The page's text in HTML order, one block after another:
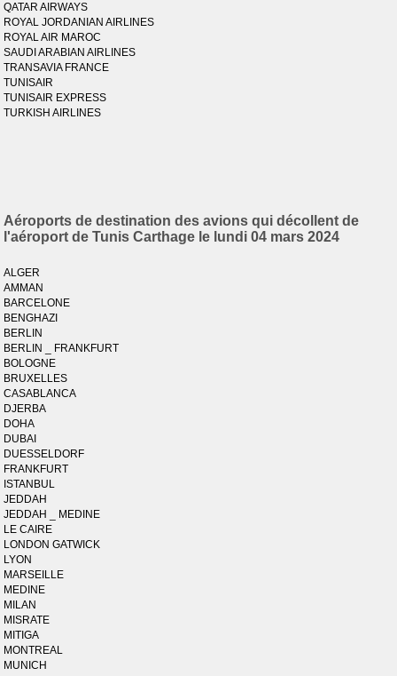
QATAR AIRWAYS
ROYAL JORDANIAN AIRLINES
ROYAL AIR MAROC
SAUDI ARABIAN AIRLINES
TRANSAVIA FRANCE
TUNISAIR
TUNISAIR EXPRESS
TURKISH AIRLINES
Aéroports de destination des avions qui décollent de
l'aéroport de Tunis Carthage le lundi 04 mars 2024
ALGER
AMMAN
BARCELONE
BENGHAZI
BERLIN
BERLIN _ FRANKFURT
BOLOGNE
BRUXELLES
CASABLANCA
DJERBA
DOHA
DUBAI
DUESSELDORF
FRANKFURT
ISTANBUL
JEDDAH
JEDDAH _ MEDINE
LE CAIRE
LONDON GATWICK
LYON
MARSEILLE
MEDINE
MILAN
MISRATE
MITIGA
MONTREAL
MUNICH